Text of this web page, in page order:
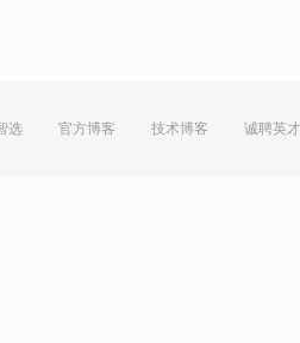
选 官方博客 技术博客 诚聘英才